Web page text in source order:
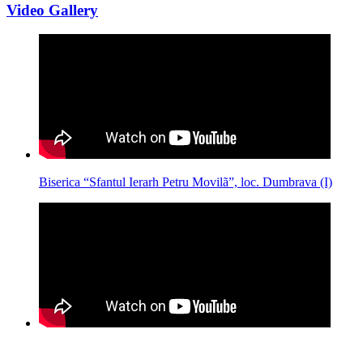
Video Gallery
Biserica “Sfantul Ierarh Petru Movilã”, loc. Dumbrava (I)